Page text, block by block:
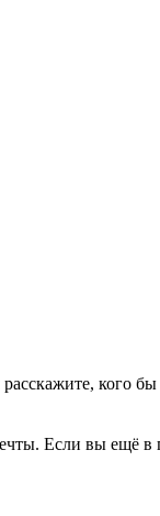
кого
Если вы ещё